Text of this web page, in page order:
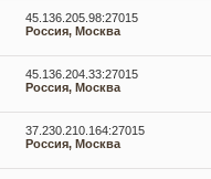
45.136.205.98:27015
Россия, Москва
45.136.204.33:27015
Россия, Москва
37.230.210.164:27015
Россия, Москва